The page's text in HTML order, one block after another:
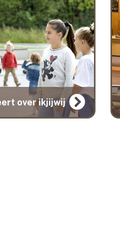
over ikjijwij